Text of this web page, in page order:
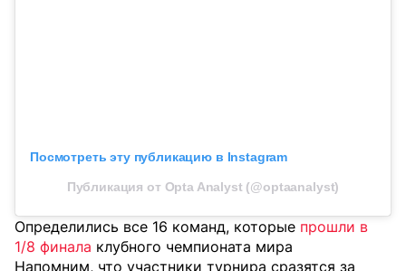
Посмотреть эту публикацию в Instagram
Публикация от Opta Analyst (@optaanalyst)
Определились все 16 команд, которые прошли в
1/8 финала клубного чемпионата мира
Напомним, что участники турнира сразятся за